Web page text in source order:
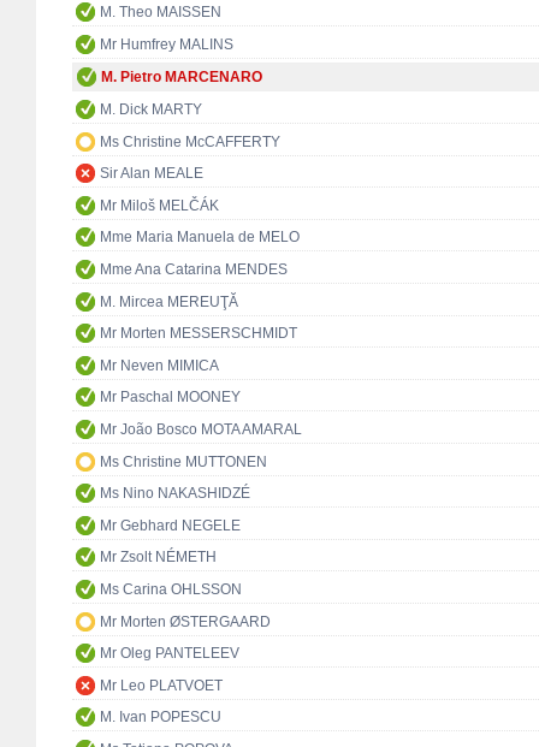
M. Theo MAISSEN
Mr Humfrey MALINS
M. Pietro MARCENARO
M. Dick MARTY
Ms Christine McCAFFERTY
Sir Alan MEALE
Mr Miloš MELČÁK
Mme Maria Manuela de MELO
Mme Ana Catarina MENDES
M. Mircea MEREUŢĂ
Mr Morten MESSERSCHMIDT
Mr Neven MIMICA
Mr Paschal MOONEY
Mr João Bosco MOTA AMARAL
Ms Christine MUTTONEN
Ms Nino NAKASHIDZÉ
Mr Gebhard NEGELE
Mr Zsolt NÉMETH
Ms Carina OHLSSON
Mr Morten ØSTERGAARD
Mr Oleg PANTELEEV
Mr Leo PLATVOET
M. Ivan POPESCU